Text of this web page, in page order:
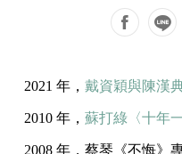
2021 年， 戴資穎與陳漢
2010 年， 蘇打綠〈十年
2008 年，蔡琴《不悔》